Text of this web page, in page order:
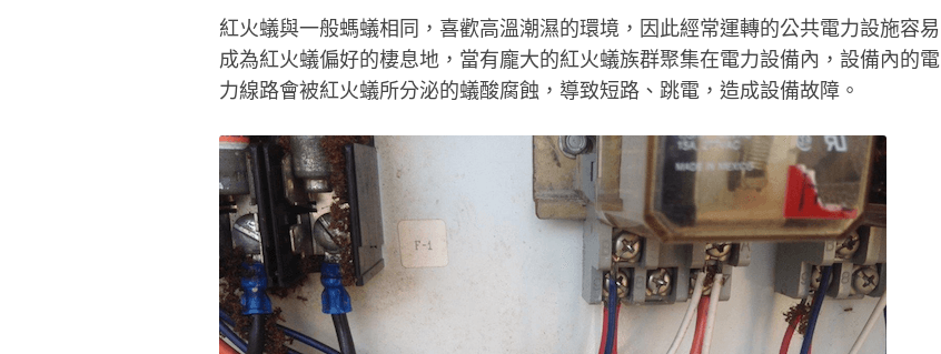
紅火蟻與一般螞蟻相同，喜歡高溫潮濕的環境，因此經常運轉的公共電力設施容易
成為紅火蟻偏好的棲息地，當有龐大的紅火蟻族群聚集在電力設備內，設備內的電
力線路會被紅火蟻所分泌的蟻酸腐蝕，導致短路、跳電，造成設備故障。